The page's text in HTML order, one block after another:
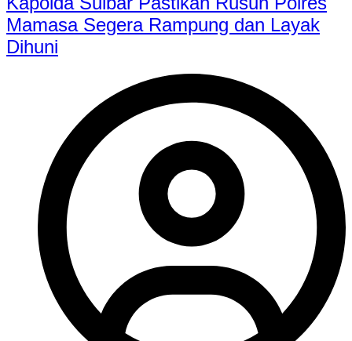
Mamasa Segera Rampung dan Layak
Dihuni